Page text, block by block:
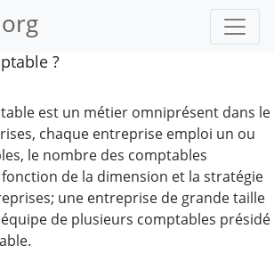
?
est un métier omniprésent dans le
chaque entreprise emploi un ou
le nombre des comptables
de la dimension et la stratégie
une entreprise de grande taille
de plusieurs comptables présidé